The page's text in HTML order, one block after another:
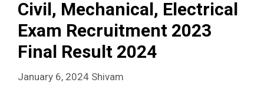
Civil, Mechanical, Electrical
Exam Recruitment 2023
Final Result 2024
January 6, 2024 Shivam